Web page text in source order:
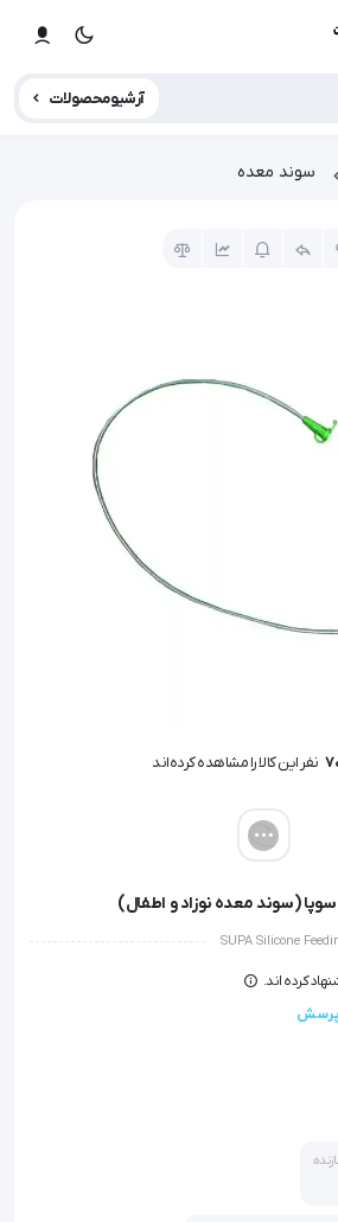
آرشیو محصولات
سوند معده
نفر این کالا را مشاهده کرده‌اند
(سوند معده نوزاد و اطفال)
SUPA Silicone